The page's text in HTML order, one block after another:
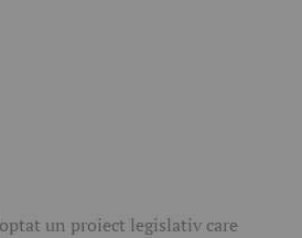
un proiect legislativ care